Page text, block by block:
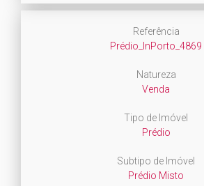
Referência
Prédio_InPorto_4869
Natureza
Venda
Tipo de Imóvel
Prédio
Subtipo de Imóvel
Prédio Misto